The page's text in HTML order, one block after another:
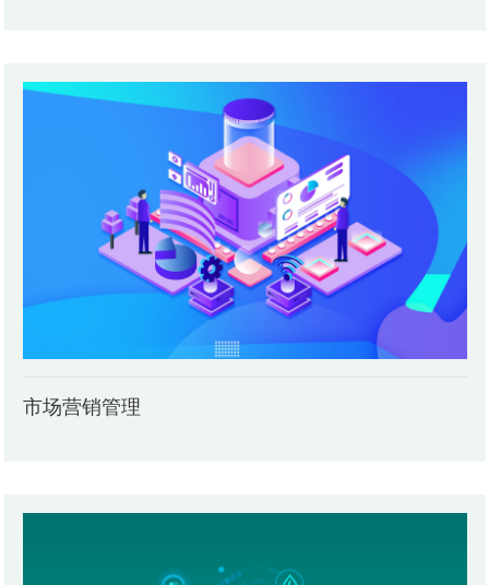
市场营销管理